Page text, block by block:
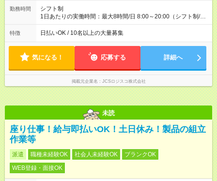
勤務時間
シフト制
1日あたりの実働時間：最大8時間/日 8:00～20:00（シフト制/実
働8時間） ※週5日勤務（場所次第では週4も有り） ※配達状況に
よって時間外での勤務可能性有り ※案件により多少の前後あり
特徴 日払いOK / 10名以上の大量募集
気になる！ 応募する 詳細へ
掲載元企業名 JCSロジスコ株式会社
未読
座り仕事！給与即払いOK！土日休み！製品の組立
作業等
派遣 職種未経験OK 社会人未経験OK
ブランクOK
WEB登録・面接OK